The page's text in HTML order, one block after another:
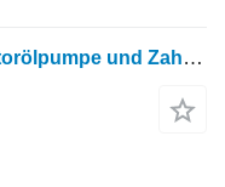
John Deere 6200, 2140, 2130 Motorölpumpe und Zahnrad Re35685, T20298, Ar596 AR62979 für Radtraktor